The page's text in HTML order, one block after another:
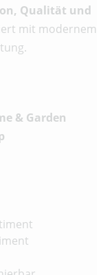
Qualität und
mit modernem
& Garden